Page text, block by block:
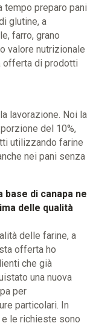
tempo preparo pani
glutine, a
farro, grano
valore nutrizionale
offerta di prodotti
lavorazione. Noi la
del 10%,
utilizzando farine
nei pani senza
di canapa ne
delle qualità
delle farine, a
offerta ho
che già
una nuova
per
particolari. In
le richieste sono